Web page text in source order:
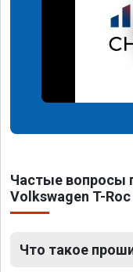
Частые вопросы
Volkswagen T-
Что такое